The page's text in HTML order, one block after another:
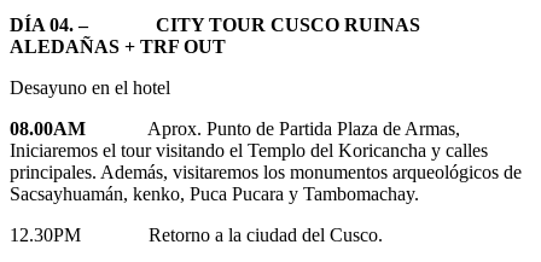
DÍA 04. –
CITY TOUR CUSCO RUINAS
ALEDAÑAS + TRF OUT
Desayuno en el hotel
08.00AM Aprox. Punto de Partida Plaza de Armas,
Iniciaremos el tour visitando el Templo del Koricancha y calles
principales. Además, visitaremos los monumentos arqueológicos de
Sacsayhuamán, kenko, Puca Pucara y Tambomachay.
12.30PM Retorno a la ciudad del Cusco.